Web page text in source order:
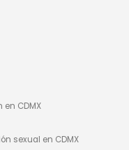
CDMX
sexual en CDMX